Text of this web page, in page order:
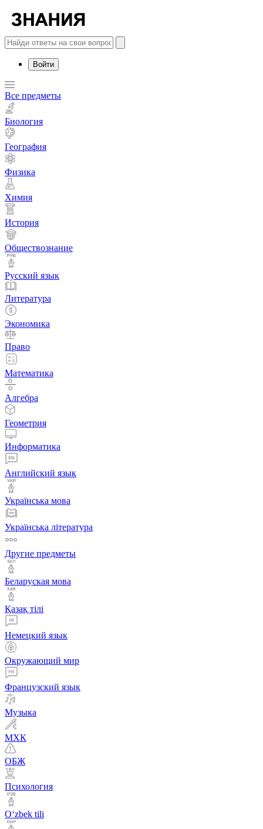
Войти
Все предметы
Биология
География
Физика
Химия
История
Обществознание
Русский язык
Литература
Экономика
Право
Математика
Алгебра
Геометрия
Информатика
Английский язык
Українська мова
Українська література
Другие предметы
Беларуская мова
Қазақ тiлi
Немецкий язык
Окружающий мир
Французский язык
Музыка
МХК
ОБЖ
Психология
Оʻzbek tili